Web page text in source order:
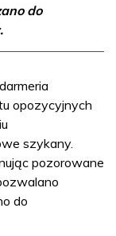
do
opozycyjnych
szykany.
pozorowane
do